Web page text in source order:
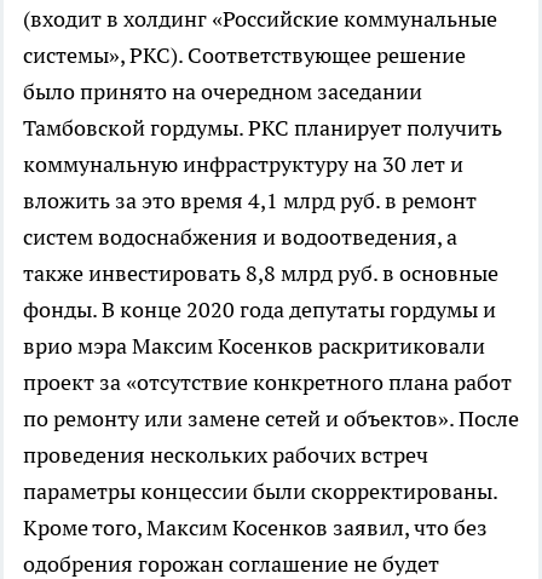
(входит в холдинг «Российские коммунальные
системы», РКС). Соответствующее решение
было принято на очередном заседании
Тамбовской гордумы. РКС планирует получить
коммунальную инфраструктуру на 30 лет и
вложить за это время 4,1 млрд руб. в ремонт
систем водоснабжения и водоотведения, а
также инвестировать 8,8 млрд руб. в основные
фонды. В конце 2020 года депутаты гордумы и
врио мэра Максим Косенков раскритиковали
проект за «отсутствие конкретного плана работ
по ремонту или замене сетей и объектов». После
проведения нескольких рабочих встреч
параметры концессии были скорректированы.
Кроме того, Максим Косенков заявил, что без
одобрения горожан соглашение не будет